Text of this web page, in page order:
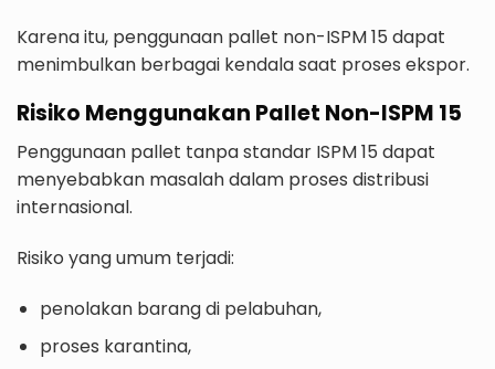
Karena itu, penggunaan pallet non-ISPM 15 dapat
menimbulkan berbagai kendala saat proses ekspor.
Risiko Menggunakan Pallet Non-ISPM 15
Penggunaan pallet tanpa standar ISPM 15 dapat
menyebabkan masalah dalam proses distribusi
internasional.
Risiko yang umum terjadi:
penolakan barang di pelabuhan,
proses karantina,